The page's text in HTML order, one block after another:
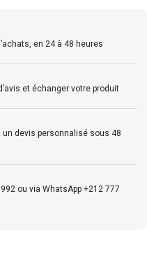
large
en 24 à 48 heures
et échanger votre produit
devis personnalisé sous 48
ou via WhatsApp +212 777